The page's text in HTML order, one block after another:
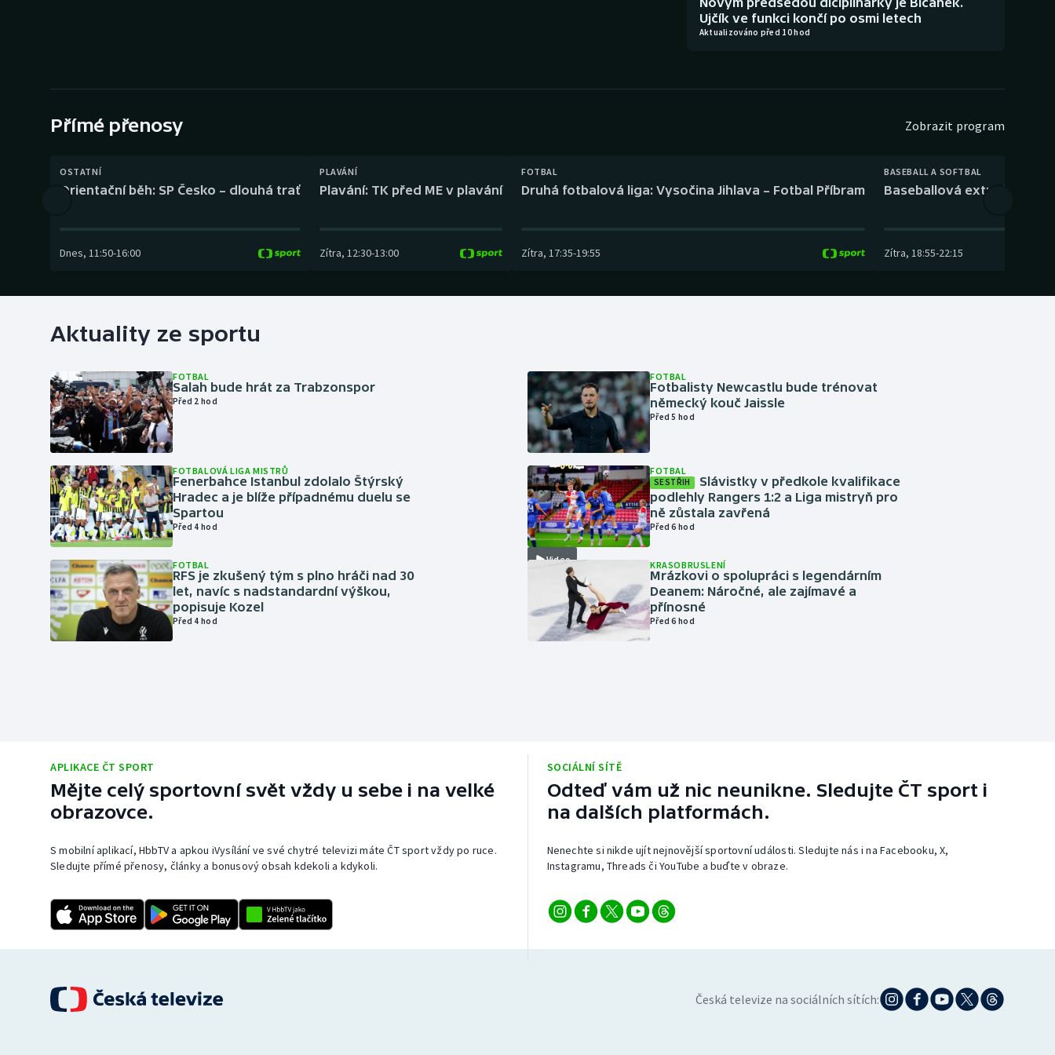
Gymnastika Plážový volejbal
Ujčík ve funkci končí po osmi letech
Aktualizováno před 10 hod
Přímé přenosy Zobrazit program
OSTATNÍ
Orientační běh: SP Česko – dlouhá trať
Dnes, 11:50-16:00
PLAVÁNÍ
Plavání: TK před ME v plavání
Zítra, 12:30-13:00
FOTBAL
Druhá fotbalová liga: Vysočina Jihlava – Fotbal Příbram
Zítra, 17:35-19:55
BASEBALL A SOFTBAL
Baseballová extraliga:
Zítra, 18:55-22:15
Aktuality ze sportu
FOTBAL
Salah bude hrát za Trabzonspor
Před 2 hod
FOTBALOVÁ LIGA MISTRŮ
Fenerbahce Istanbul zdolalo Štýrský
Hradec a je blíže případnému duelu se
Spartou
Před 4 hod
FOTBAL
RFS je zkušený tým s plno hráči nad 30
let, navíc s nadstandardní výškou,
popisuje Kozel
Před 4 hod
FOTBAL
Fotbalisty Newcastlu bude trénovat
německý kouč Jaissle
Před 5 hod
Video
FOTBAL
SESTŘIH
Slávistky v předkole kvalifikace
podlehly Rangers 1:2 a Liga mistryň pro
ně zůstala zavřená
Před 6 hod
KRASOBRUSLENÍ
Mrázkovi o spolupráci s legendárním
Deanem: Náročné, ale zajímavé a
přínosné
Před 6 hod
APLIKACE ČT SPORT
Mějte celý sportovní svět vždy u sebe i na velké
obrazovce.
S mobilní aplikací, HbbTV a apkou iVysílání ve své chytré televizi máte ČT sport vždy po ruce.
Sledujte přímé přenosy, články a bonusový obsah kdekoli a kdykoli.
SOCIÁLNÍ SÍTĚ
Odteď vám už nic neunikne. Sledujte ČT sport i
na dalších platformách.
Nenechte si nikde ujít nejnovější sportovní události. Sledujte nás i na Facebooku, X,
Instagramu, Threads či YouTube a buďte v obraze.
Česká televize na sociálních sítích: